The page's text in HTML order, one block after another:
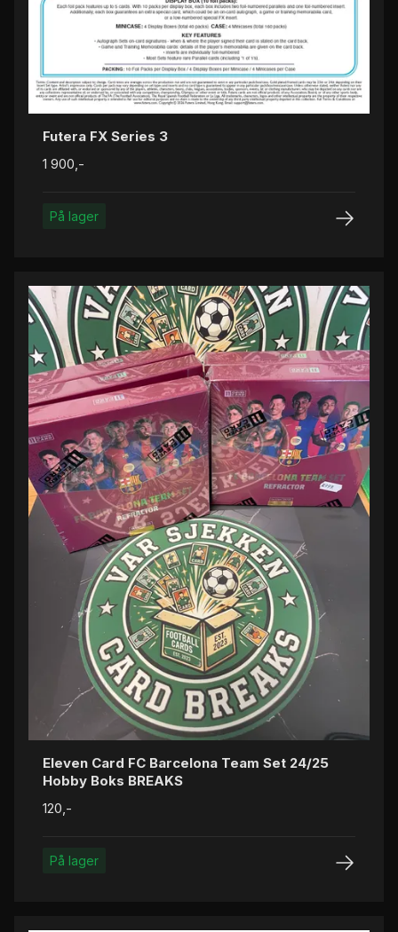
Futera FX Series 3
1 900,-
På lager
Eleven Card FC Barcelona Team Set 24/25
Hobby Boks BREAKS
120,-
På lager